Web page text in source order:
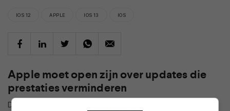
IOS 12 APPLE IOS 13 IOS
Apple moet open zijn over updates die
prestaties verminderen
De Britse Competition and Markets Authority heeft besloten